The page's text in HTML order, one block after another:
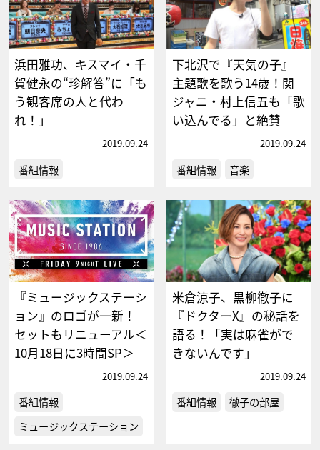
浜田雅功、キスマイ・千
賀健永の“珍解答”に「も
う観客席の人と代わ
れ！」
2019.09.24
番組情報
下北沢で『天気の子』
主題歌を歌う14歳！関
ジャニ・村上信五も「歌
い込んでる」と絶賛
2019.09.24
番組情報 音楽
『ミュージックステーシ
ョン』のロゴが一新！
セットもリニューアル＜
10月18日に3時間SP＞
2019.09.24
番組情報
ミュージックステーション
米倉涼子、黒柳徹子に
『ドクターX』の秘話を
語る！「実は麻雀がで
きないんです」
2019.09.24
番組情報 徹子の部屋